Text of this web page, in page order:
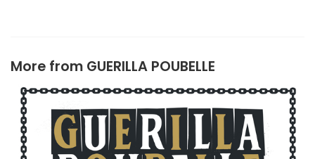
More from GUERILLA POUBELLE